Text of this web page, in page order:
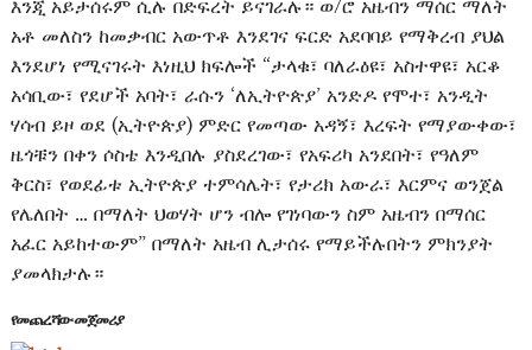
እንጂ አይታሰሩም ሲሉ በድፍረት ይናገራሉ። ወ/ሮ አዜብን ማሰር ማለት
አቶ መለስን ከመቃብር አውጥቶ እንደገና ፍርድ አደባባይ የማቅረብ ያህል
እንደሆነ የሚናገሩት እነዚህ ክፍሎች “ታላቁ፣ ባለራዕዩ፣ አስተዋዩ፣ አርቆ
አሳቢው፣ የደሆች አባት፣ ራሱን ‘ለኢትዮጵያ’ አንድዶ የሞተ፣ አንዲት
ሃሳብ ይዞ ወደ (ኢትዮጵያ) ምድር የመጣው አዳኝ፣ እረፍት የማያውቀው፣
ዜጎቹን በቀን ሶስቴ እንዲበሉ ያስደረገው፣ የአፍሪካ አንደበት፣ የዓለም
ቅርስ፣ የወደፊቱ ኢትዮጵያ ተምሳሌት፣ የታሪክ አውራ፣ እርምና ወንጀል
የሌለበት … በማለት ህወሃት ሆን ብሎ የገነባውን ስም አዜብን በማሰር
አፈር አይከተውም” በማለት አዜብ ሊታሰሩ የማይችሉበትን ምክንያት
ያመላክታሉ።
የመጨረሻው መጀመሪያ